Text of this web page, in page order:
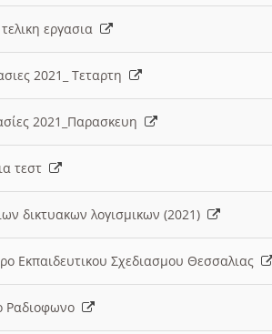
τελικη εργασια
2021_ Τεταρτη
2021_Παρασκευη
τεστ
δικτυακων λογισμικων (2021)
Εκπαιδευτικου Σχεδιασμου Θεσσαλιας
Ραδιοφωνο